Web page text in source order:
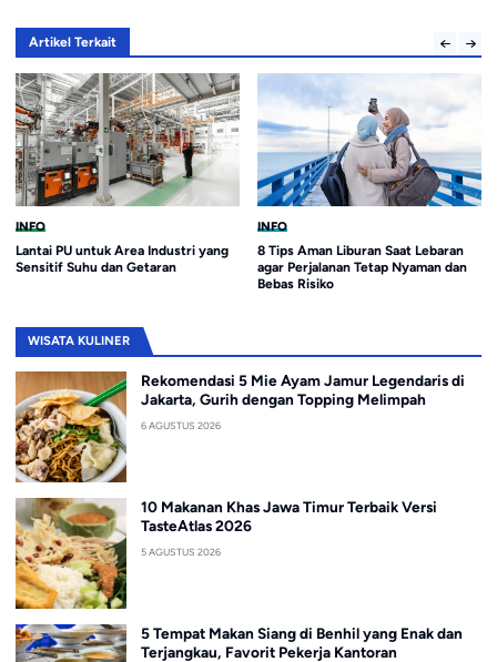
Artikel Terkait
INFO
8 Tips Aman Liburan Saat Lebaran
agar Perjalanan Tetap Nyaman dan
INFO
Prediksi Esport Valorant Masters
London 2026
WISATA KULINER
Rekomendasi 5 Mie Ayam Jamur Legendaris di
Jakarta, Gurih dengan Topping Melimpah
6 AGUSTUS 2026
10 Makanan Khas Jawa Timur Terbaik Versi
TasteAtlas 2026
5 AGUSTUS 2026
5 Tempat Makan Siang di Benhil yang Enak dan
Terjangkau, Favorit Pekerja Kantoran